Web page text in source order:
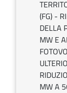
(FG) -
DELLA
MW E
MW A